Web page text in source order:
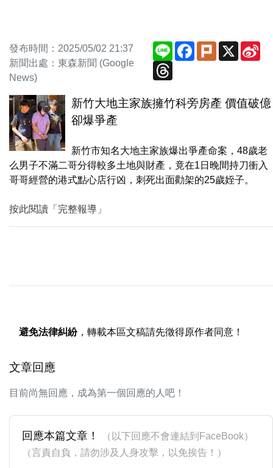
發布時間：2025/05/02 21:37
新聞出處：東森新聞 (Google
News)
Line Facebook
Plurk X
新竹大地主家族擁竹科旁房產 價值破億
卻爆爭產
新竹市知名大地主家族爆出爭產命案，48歲老
么男子不滿二哥分得較多土地與財產，竟在1日晚間持刀衝入
哥哥經營的港式點心店行凶，刺死出面勸架的25歲姪子。
按此閱讀「完整報導」
避免法律糾紛，轉載本區文稿請先徵得原作者同意！
文章回應
目前尚無回應，成為第一個回應的人吧！
回應本篇文章！
（以下回應不會連結到FaceBook）
（言責自負，請勿涉及人身攻擊，以免挨告！）